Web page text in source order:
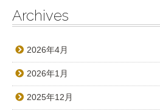
Archives
2026年4月
2026年1月
2025年12月